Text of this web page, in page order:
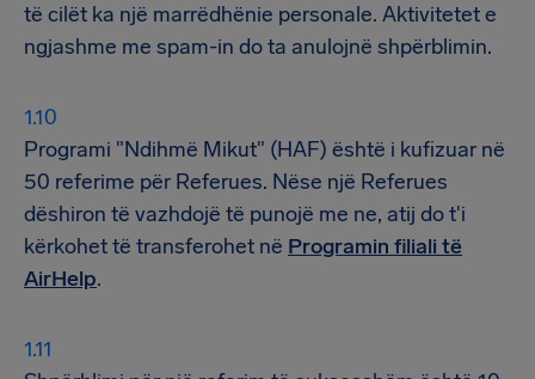
të cilët ka një marrëdhënie personale. Aktivitetet e
ngjashme me spam-in do ta anulojnë shpërblimin.
Programi "Ndihmë Mikut" (HAF) është i kufizuar në
50 referime për Referues. Nëse një Referues
dëshiron të vazhdojë të punojë me ne, atij do t'i
kërkohet të transferohet në Programin filiali të
AirHelp.